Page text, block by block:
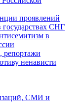
проявлений
государствах СНГ
в
репортажи
ненависти
СМИ и